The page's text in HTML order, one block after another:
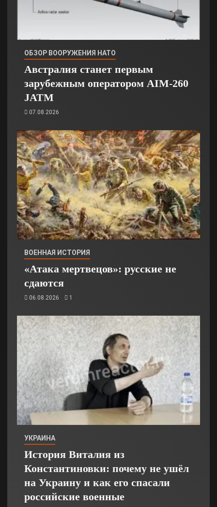
ОБЗОР ВООРУЖЕНИЯ НАТО
Австралия станет первым
зарубежным оператором AIM-260
JATM
07.08.2026
ВОЕННАЯ ИСТОРИЯ
«Атака мертвецов»: русские не
сдаются
06.08.2026 1
УКРАИНА
История Виталия из
Константиновки: почему не ушёл
на Украину и как его спасали
российские военные